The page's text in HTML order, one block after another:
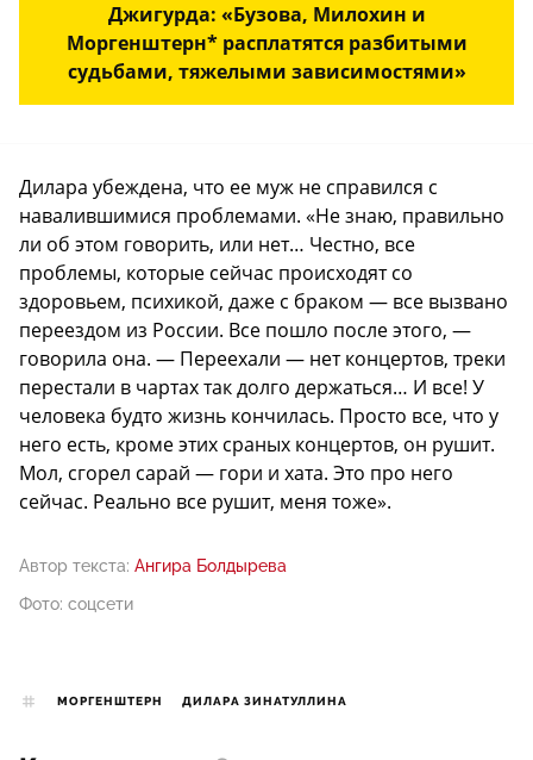
Джигурда: «Бузова, Милохин и
Моргенштерн* расплатятся разбитыми
судьбами, тяжелыми зависимостями»
Дилара убеждена, что ее муж не справился с
навалившимися проблемами. «Не знаю, правильно
ли об этом говорить, или нет… Честно, все
проблемы, которые сейчас происходят со
здоровьем, психикой, даже с браком — все вызвано
переездом из России. Все пошло после этого, —
говорила она. — Переехали — нет концертов, треки
перестали в чартах так долго держаться… И все! У
человека будто жизнь кончилась. Просто все, что у
него есть, кроме этих сраных концертов, он рушит.
Мол, сгорел сарай — гори и хата. Это про него
сейчас. Реально все рушит, меня тоже».
Автор текста: Ангира Болдырева
Фото: соцсети
МОРГЕНШТЕРН ДИЛАРА ЗИНАТУЛЛИНА